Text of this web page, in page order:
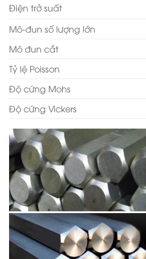
Điện trở suất
Mô-đun số lượng lớn
Mô đun cắt
Tỷ lệ Poisson
Độ cứng Mohs
Độ cứng Vickers